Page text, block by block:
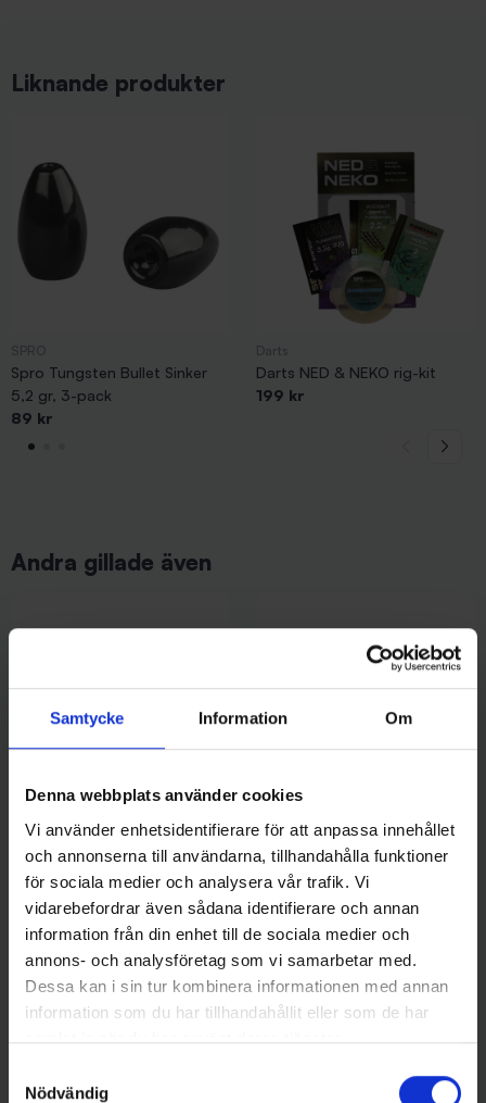
Samtycke Information Om
Denna webbplats använder cookies
Vi använder enhetsidentifierare för att anpassa innehållet
och annonserna till användarna, tillhandahålla funktioner
för sociala medier och analysera vår trafik. Vi
vidarebefordrar även sådana identifierare och annan
information från din enhet till de sociala medier och
annons- och analysföretag som vi samarbetar med.
Dessa kan i sin tur kombinera informationen med annan
information som du har tillhandahållit eller som de har
samlat in när du har använt deras tjänster.
Nödvändig
Liknande produkter
Spro Tungsten Bullet Sinker
5,2 gr, 3-pack
89 kr
Darts NED & NEKO rig-kit
199 kr
Andra gillade även
Owner
Owner J Hook Offset 3/0 5-
pack
Darts
Darts Carolina Sinker 7g
49 kr
16 andra produkter i samma kategori: